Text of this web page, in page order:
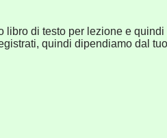
libro di testo per lezione e quindi
quindi dipendiamo dal tuo